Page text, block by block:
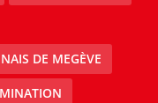
DE MEGÈVE